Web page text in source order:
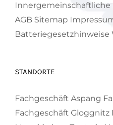
Innergemeinschaftliche
AGB Sitemap
Batteriegesetzhinweise
STANDORTE
Fachgeschäft Aspang
Fachgeschäft Gloggnitz